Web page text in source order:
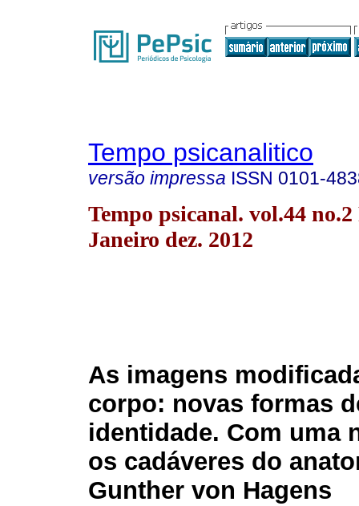
Tempo psicanalitico
versão impressa ISSN 0101-
Tempo psicanal. vol.44 no.2
Janeiro dez. 2012
As imagens
corpo: novas formas
identidade. Com uma
os cadáveres do
Gunther von Hagens